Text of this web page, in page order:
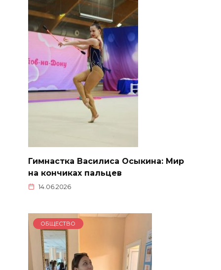
Гимнастка Василиса Осыкина: Мир
на кончиках пальцев
14.06.2026
ОБЩЕСТВО